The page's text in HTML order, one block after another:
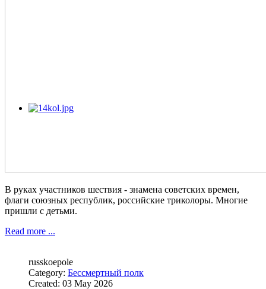
В руках участников шествия - знамена советских времен,
флаги союзных республик, российские триколоры. Многие
пришли с детьми.
Read more ...
russkoepole
Category: Бессмертный полк
Created: 03 May 2026